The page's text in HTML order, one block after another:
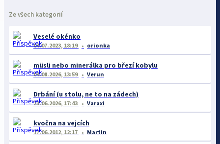
Ze všech kategorií
Veselé okénko
04.07.2023, 18:19 orionka
müsli nebo minerálka pro březí kobylu
04.08.2026, 13:59 Verun
Drbání (u stolu, ne to na zádech)
23.06.2026, 17:43 Varaxi
kvočna na vejcích
17.06.2012, 12:17 Martin